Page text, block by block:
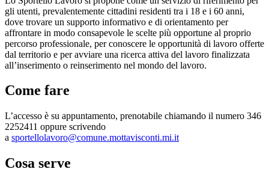
gli utenti, prevalentemente cittadini residenti tra i 18 e i 60 anni,
dove trovare un supporto informativo e di orientamento per
affrontare in modo consapevole le scelte più opportune al proprio
percorso professionale, per conoscere le opportunità di lavoro offerte
dal territorio e per avviare una ricerca attiva del lavoro finalizzata
all’inserimento o reinserimento nel mondo del lavoro.
Come fare
L’accesso è su appuntamento, prenotabile chiamando il numero 346
2252411 oppure scrivendo
a sportellolavoro@comune.mottavisconti.mi.it
Cosa serve